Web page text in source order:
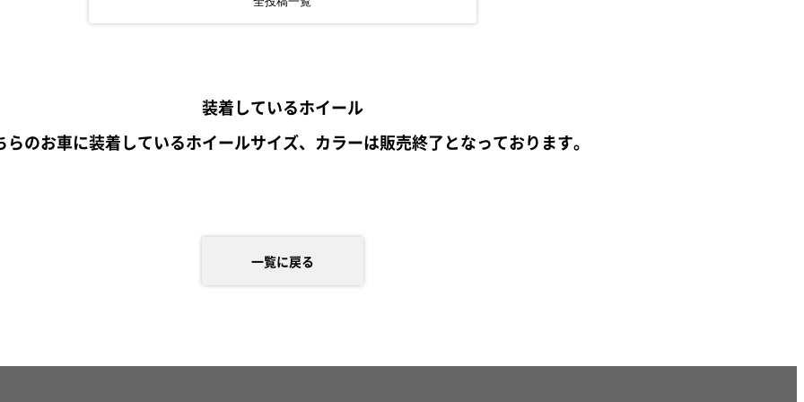
装着しているホイール
らのお車に装着しているホイールサイズ、カラーは販売終了となっております。
一覧に戻る